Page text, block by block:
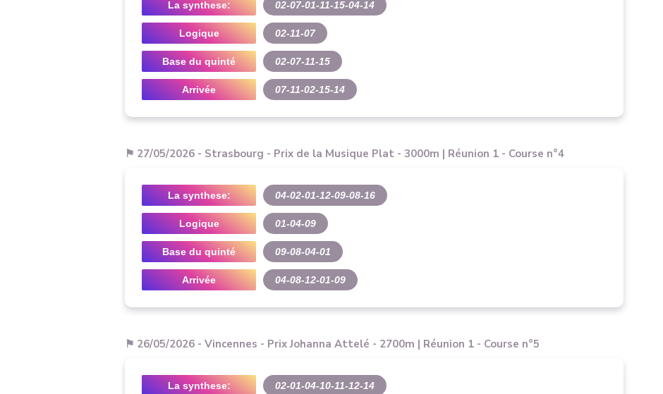
La synthese: 02-07-01-11-15-04-14
Logique 02-11-07
Base du quinté 02-07-11-15
Arrivée 07-11-02-15-14
⚑ 27/05/2026 - Strasbourg - Prix de la Musique Plat - 3000m | Réunion 1 - Course n°4
La synthese: 04-02-01-12-09-08-16
Logique 01-04-09
Base du quinté 09-08-04-01
Arrivée 04-08-12-01-09
⚑ 26/05/2026 - Vincennes - Prix Johanna Attelé - 2700m | Réunion 1 - Course n°5
La synthese: 02-01-04-10-11-12-14